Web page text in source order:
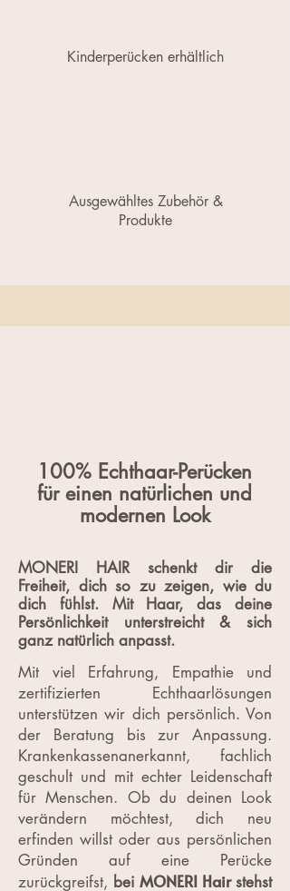
Kinderperücken erhältlich
Ausgewähltes Zubehör &
Produkte
100% Echthaar-Perücken
für einen natürlichen und
modernen Look
MONERI HAIR schenkt dir die
Freiheit, dich so zu zeigen, wie du
dich fühlst. Mit Haar, das deine
Persönlichkeit unterstreicht & sich
ganz natürlich anpasst.
Mit viel Erfahrung, Empathie und
zertifizierten Echthaarlösungen
unterstützen wir dich persönlich. Von
der Beratung bis zur Anpassung.
Krankenkassenanerkannt, fachlich
geschult und mit echter Leidenschaft
für Menschen. Ob du deinen Look
verändern möchtest, dich neu
erfinden willst oder aus persönlichen
Gründen auf eine Perücke
zurückgreifst, bei MONERI Hairstehst